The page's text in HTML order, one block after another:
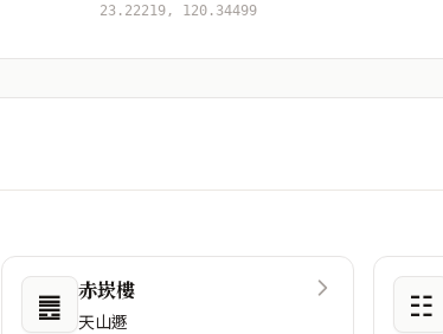
23.22219, 120.34499
䷌ 赤崁樓
天山遯 ☷